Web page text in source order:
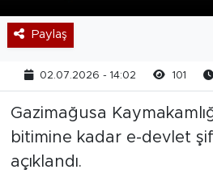
Paylaş
02.07.2026 - 14:02 101
Gazimağusa
bitimine kadar e-devlet
açıklandı.